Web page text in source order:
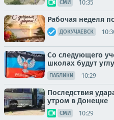
СМИ 10:35
Рабочая неделя
ДОКУЧАЕВСК
Со следующего
школах будут
ПАБЛИКИ 10:29
Последствия
утром в Донецке
СМИ 10:29